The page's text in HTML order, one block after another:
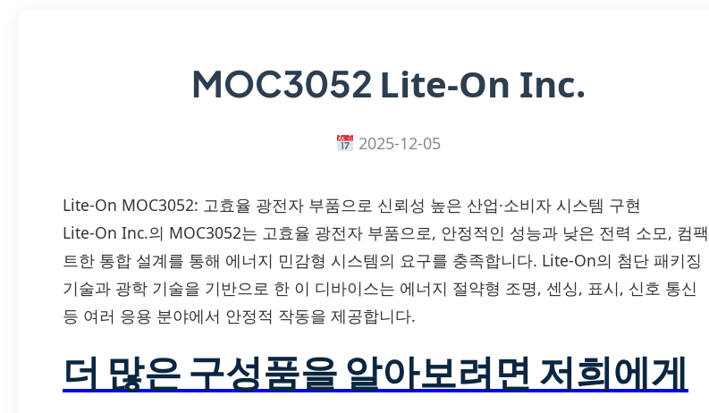
MOC3052 Lite-On Inc.
2025-12-05
Lite-On MOC3052: 고효율 광전자 부품으로 신뢰성 높은 산업·소비자 시스템 구현
Lite-On Inc.의 MOC3052는 고효율 광전자 부품으로, 안정적인 성능과 낮은 전력 소모, 컴팩
트한 통합 설계를 통해 에너지 민감형 시스템의 요구를 충족합니다. Lite-On의 첨단 패키징
기술과 광학 기술을 기반으로 한 이 디바이스는 에너지 절약형 조명, 센싱, 표시, 신호 통신
등 여러 응용 분야에서 안정적 작동을 제공합니다.
더 많은 구성품을 알아보려면 저희에게